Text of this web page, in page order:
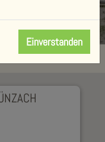
Einverstanden